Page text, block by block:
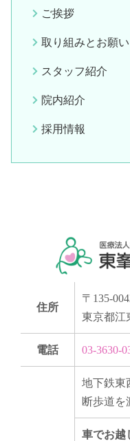
ご挨拶
取り組みとお願い
スタッフ紹介
院内紹介
採用情報
住所
〒135-
東京都江
電話 03-3630-
地下鉄東
断歩道を
車でお越